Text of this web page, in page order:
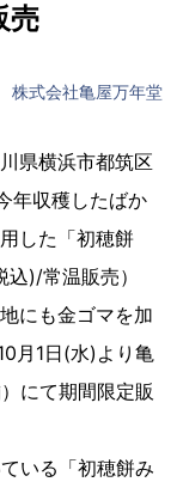
売
株式会社亀屋万年堂
県横浜市都筑区
年収穫したばか
した「初穂餅
)/常温販売）
にも金ゴマを加
月1日(水)より亀
にて期間限定販
いる「初穂餅み